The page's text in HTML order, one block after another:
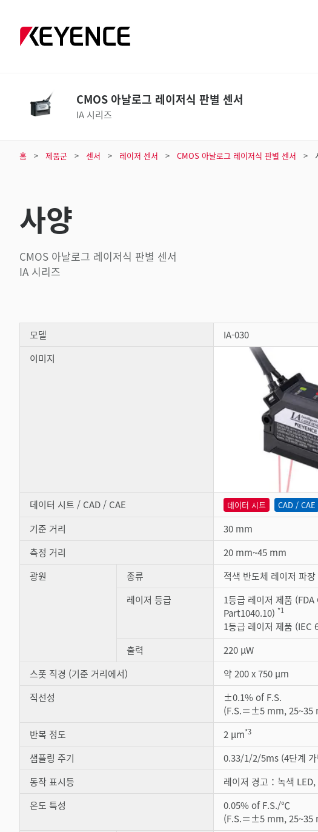
CMOS 아날로그 레이저식 판별 센서
IA 시리즈
홈 제품군 센서 레이저 센서 CMOS 아날로그 레이저식 판별 센서
사양
CMOS 아날로그 레이저식 판별 센서
IA 시리즈
모델 IA-030
이미지
데이터 시트 / CAD / CAE 데이터 시트 CAD / CAE
기준 거리 30 mm
측정 거리
20 mm~45 mm
광원
종류
적색 반도체 레이저 파
레이저 등급
1등급 레이저 제품 (FDA
Part1040.10) *1
1등급 레이저 제품 (IEC
출력 220 µW
스폿 직경 (기준 거리에서)
약 200 x 750 µm
직선성
±0.1% of F.S.
(F.S.＝±5 mm, 25~35
반복 정도 2 µm*3
샘플링 주기
0.33/1/2/5ms (4단계 가
동작 표시등
레이저 경고：녹색
온도 특성
0.05% of F.S./℃
(F.S.＝±5 mm, 25~35